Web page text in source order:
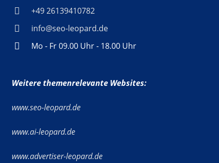
+49 26139410782
info@seo-leopard.de
Mo - Fr 09.00 Uhr - 18.00 Uhr
Weitere themenrelevante Websites:
www.seo-leopard.de
www.ai-leopard.de
www.advertiser-leopard.de